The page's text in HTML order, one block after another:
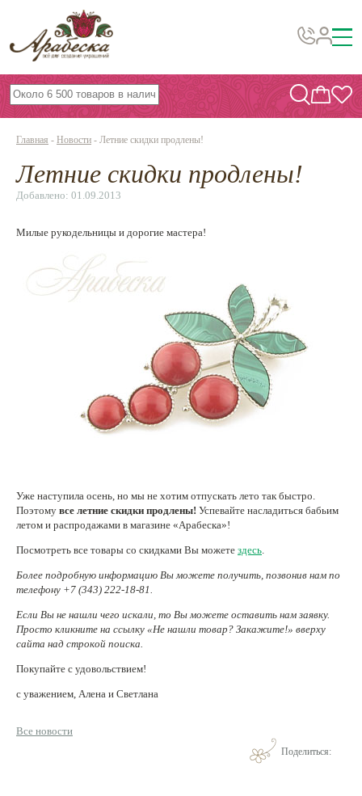
Бусины, подвески, декор
Бисер
Фурнитура
Инструменты и материалы
Эпоксидная смола
Шнуры, ленты, нитки
По темам и сезонам
Нетемнеющая фурнитура
Всё для вышивки
Каталог
Новинки!
О магазине
Главная - Новости - Летние скидки продлены!
Летние скидки продлены!
Добавлено: 01.09.2013
Милые рукодельницы и дорогие мастера!
Уже наступила осень, но мы не хотим отпускать лето так быстро.
Поэтому все летние скидки продлены! Успевайте насладиться бабьим
летом и распродажами в магазине «Арабеска»!
Посмотреть все товары со скидками Вы можете здесь.
Более подробную информацию Вы можете получить, позвонив нам по
телефону +7 (343) 222-18-81.
Если Вы не нашли чего искали, то Вы можете оставить нам заявку.
Просто кликните на ссылку «Не нашли товар? Закажите!» вверху
сайта над строкой поиска.
Покупайте с удовольствием!
с уважением, Алена и Светлана
Все новости
Поделиться: